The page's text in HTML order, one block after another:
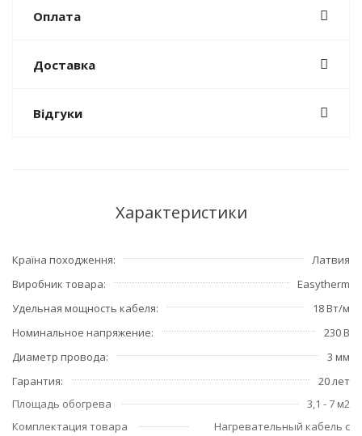
Оплата
Доставка
Відгуки
Характеристики
Країна походження
Латвия
Виробник товара
Easytherm
Удельная мощность кабеля
18 Вт/м
Номинальное напряжение
230 В
Диаметр провода
3 мм
Гарантия
20 лет
Площадь обогрева
3,1 - 7 м2
Комплектация товара
Нагревательный кабель с